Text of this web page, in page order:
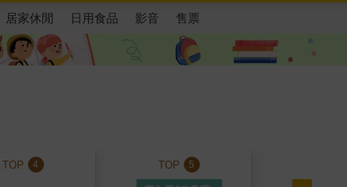
居家休閒 日用食品 影音 售票
TOP 4 TOP 5